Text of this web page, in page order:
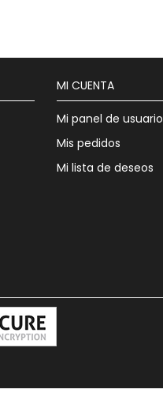
MI CUENTA
Mi panel de usuario
Mis pedidos
Mi lista de deseos